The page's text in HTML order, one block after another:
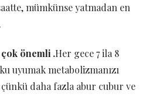
mümkünse yatmadan en
önemli .Her gece 7 ila 8
uyumak metabolizmanızı
daha fazla abur cubur ve